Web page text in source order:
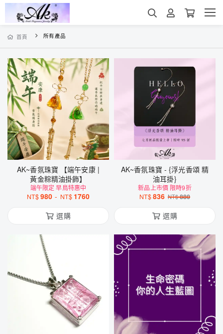
首頁 所有產品
AK~香氛珠寶 【端午安康 |
黃金粽精油掛飾】
端午限定 早鳥特惠中
NT$980 - NT$ 1760
選購
AK~香氛珠寶 - {浮光香頌 精
油耳掛}
新品上市價 限時9折
NT$836 NT$880
選購